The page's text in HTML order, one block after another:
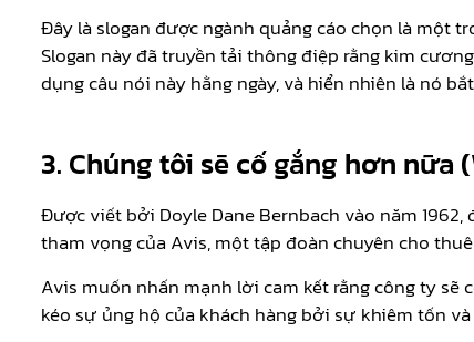
Đây là slogan được ngành quảng cáo chọn là một
Slogan này đã truyền tải thông điệp rằng kim
dụng câu nói này hằng ngày, và hiển nhiên là nó
3. Chúng tôi sẽ cố gắng hơn nữa
Được viết bởi Doyle Dane Bernbach vào năm
tham vọng của Avis, một tập đoàn chuyên cho
Avis muốn nhấn mạnh lời cam kết rằng công ty
kéo sự ủng hộ của khách hàng bởi sự khiêm tốn